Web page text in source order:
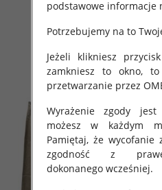
szczegóły
podstawowe informacje
Potrzebujemy na to
Jeżeli klikniesz
zamkniesz to okno,
przetwarzanie przez
Wyrażenie zgody
możesz w każdym
Pamiętaj, że wycofanie
zgodność z
dokonanego wcześniej.